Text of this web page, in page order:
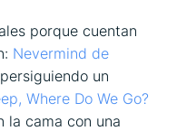
porque cuentan
Nevermind de
un
Where Do We Go?
la cama con una